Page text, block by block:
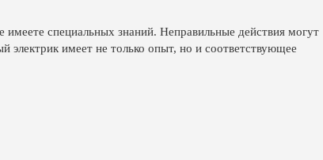
имеете специальных знаний. Неправильные действия могут
имеет не только опыт, но и соответствующее